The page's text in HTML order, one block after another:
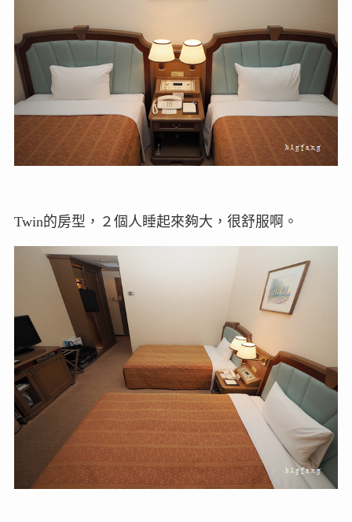
Twin的房型，２個人睡起來夠大，很舒服啊。